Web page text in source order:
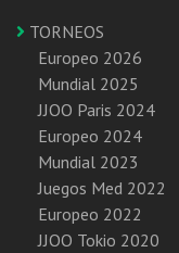
TORNEOS
Europeo 2026
Mundial 2025
JJOO Paris 2024
Europeo 2024
Mundial 2023
Juegos Med 2022
Europeo 2022
JJOO Tokio 2020